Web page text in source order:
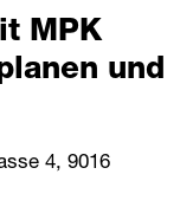
MPK
und
4, 9016